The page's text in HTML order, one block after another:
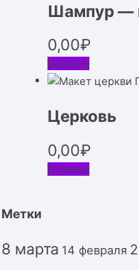
Шампур —
0,00₽
Скачать
Церковь
0,00₽
Скачать
Метки
8 марта 14 февраля